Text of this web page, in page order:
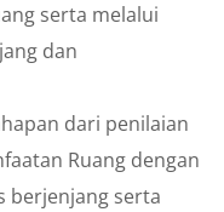
serta melalui
dan
dari penilaian
Ruang dengan
berjenjang serta